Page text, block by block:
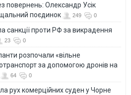
повернень: Олександр Усік
поєдинок
249 0
санкції проти РФ за викрадення
23 0
розпочали «вільне
за допомогою дронів на
64 0
рух комерційних суден у Чорне